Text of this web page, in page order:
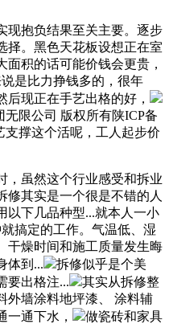
抱负结果至关主要。逐步
择。黑色天花板设想正在室
积的话可能价钱会更贵，
是比力挣钱多的，很年
现正在手艺出格的好，
无限公司 版权所有陕ICP备
支撑这个活呢，工人起步价
虽然这个行业感受和拆业
修其实是一个很是不错的人
以下几品种型...就本人一小
搞定的工作。气温低、湿
干燥时间和施工质量发生晦
体到...
拆修似乎是个美
要出格注...
其实从拆修整
外墙涂料地坪漆、 涂料辅
一通下水，
做瓷砖和家具